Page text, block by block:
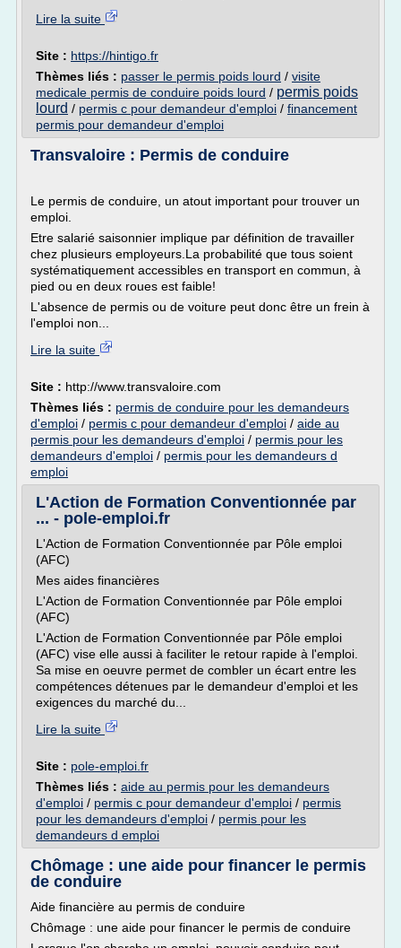
Lire la suite
Site : https://hintigo.fr
Thèmes liés : passer le permis poids lourd / visite
medicale permis de conduire poids lourd / permis poids
lourd / permis c pour demandeur d'emploi / financement
permis pour demandeur d'emploi
Transvaloire : Permis de conduire
Le permis de conduire, un atout important pour trouver un
emploi.
Etre salarié saisonnier implique par définition de travailler
chez plusieurs employeurs.La probabilité que tous soient
systématiquement accessibles en transport en commun, à
pied ou en deux roues est faible!
L'absence de permis ou de voiture peut donc être un frein à
l'emploi non...
Lire la suite
Site : http://www.transvaloire.com
Thèmes liés : permis de conduire pour les demandeurs
d'emploi / permis c pour demandeur d'emploi / aide au
permis pour les demandeurs d'emploi / permis pour les
demandeurs d'emploi / permis pour les demandeurs d
emploi
L'Action de Formation Conventionnée par
... - pole-emploi.fr
L'Action de Formation Conventionnée par Pôle emploi
(AFC)
Mes aides financières
L'Action de Formation Conventionnée par Pôle emploi
(AFC)
L'Action de Formation Conventionnée par Pôle emploi
(AFC) vise elle aussi à faciliter le retour rapide à l'emploi.
Sa mise en oeuvre permet de combler un écart entre les
compétences détenues par le demandeur d'emploi et les
exigences du marché du...
Lire la suite
Site : pole-emploi.fr
Thèmes liés : aide au permis pour les demandeurs
d'emploi / permis c pour demandeur d'emploi / permis
pour les demandeurs d'emploi / permis pour les
demandeurs d emploi
Chômage : une aide pour financer le permis
de conduire
Aide financière au permis de conduire
Chômage : une aide pour financer le permis de conduire